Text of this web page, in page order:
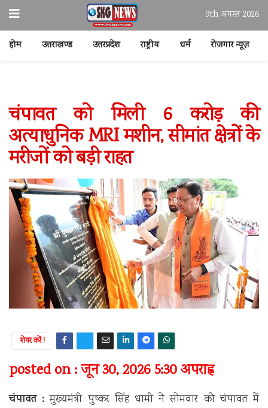
9th अगस्त 2026
होम उत्तराखण्ड उत्तरप्रदेश राष्ट्रीय धर्म रोजगार न्यूज़
चंपावत को मिली 6 करोड़ की
अत्याधुनिक MRI मशीन, सीमांत क्षेत्रों के
मरीजों को बड़ी राहत
शेयर करें !
posted on : जून 30, 2026 5:30 अपराह्न
चंपावत : मुख्यमंत्री पुष्कर सिंह धामी ने सोमवार को चंपावत में